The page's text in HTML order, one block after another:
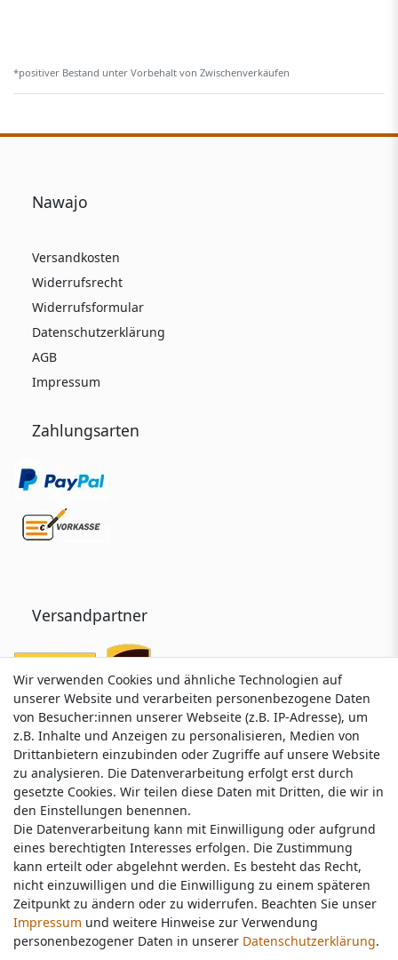
*positiver Bestand unter Vorbehalt von Zwischenverkäufen
Nawajo
Versandkosten
Widerrufsrecht
Widerrufsformular
Datenschutzerklärung
AGB
Impressum
Zahlungsarten
Versandpartner
Service & Kontakt
Wünschen Sie einen Rückruf?
service@nawajo.de
Schreiben Sie uns:
service@nawajo.de
Wir verwenden Cookies und ähnliche Technologien auf
unserer Website und verarbeiten personenbezogene Daten
von Besucher:innen unserer Webseite (z.B. IP-Adresse), um
z.B. Inhalte und Anzeigen zu personalisieren, Medien von
Drittanbietern einzubinden oder Zugriffe auf unsere Website
zu analysieren. Die Datenverarbeitung erfolgt erst durch
gesetzte Cookies. Wir teilen diese Daten mit Dritten, die wir in
den Einstellungen benennen.
Die Datenverarbeitung kann mit Einwilligung oder aufgrund
eines berechtigten Interesses erfolgen. Die Zustimmung
kann erteilt oder abgelehnt werden. Es besteht das Recht,
nicht einzuwilligen und die Einwilligung zu einem späteren
Zeitpunkt zu ändern oder zu widerrufen. Beachten Sie unser
Impressum und weitere Hinweise zur Verwendung
personenbezogener Daten in unserer Daten­schutz­erklärung.
Wir verwenden Cookies und ähnliche Technologien auf
unserer Website und verarbeiten personenbezogene Daten
von Besucher:innen unserer Webseite (z.B. IP-Adresse), um
z.B. Inhalte und Anzeigen zu personalisieren, Medien von
Drittanbietern einzubinden oder Zugriffe auf unsere Website
zu analysieren. Die Datenverarbeitung erfolgt erst durch
gesetzte Cookies. Wir teilen diese Daten mit Dritten, die wir in
den Einstellungen benennen.
Die Datenverarbeitung kann mit Einwilligung oder aufgrund
eines berechtigten Interesses erfolgen. Die Zustimmung
kann erteilt oder abgelehnt werden. Es besteht das Recht,
nicht einzuwilligen und die Einwilligung zu einem späteren
Zeitpunkt zu ändern oder zu widerrufen. Beachten Sie unser
Impressum und weitere Hinweise zur Verwendung
personenbezogener Daten in unserer Daten­schutz­erklärung.